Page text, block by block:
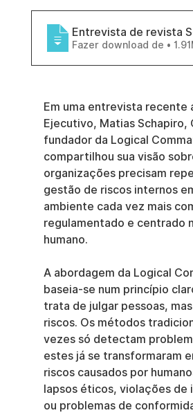
Entrevista de revista
Fazer download
Em uma entrevista recente
Ejecutivo, Matias Schapiro,
fundador da Logical
compartilhou sua visão
organizações precisam
gestão de riscos internos
ambiente cada vez mais
regulamentado e centrado
humano.
A abordagem da Logical
baseia-se num princípio
trata de julgar pessoas,
riscos. Os métodos
vezes só detectam
estes já se transformaram
riscos causados por
lapsos éticos, violações de
ou problemas de